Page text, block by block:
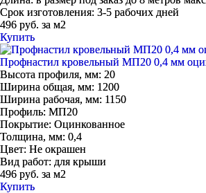
Срок изготовления: 3-5 рабочих дней
496 руб. за м2
Купить
Профнастил кровельный МП20 0,4 мм
Высота профиля, мм: 20
Ширина общая, мм: 1200
Ширина рабочая, мм: 1150
Профиль: МП20
Покрытие: Оцинкованное
Толщина, мм: 0,4
Цвет: Не окрашен
Вид работ: для крыши
496 руб. за м2
Купить